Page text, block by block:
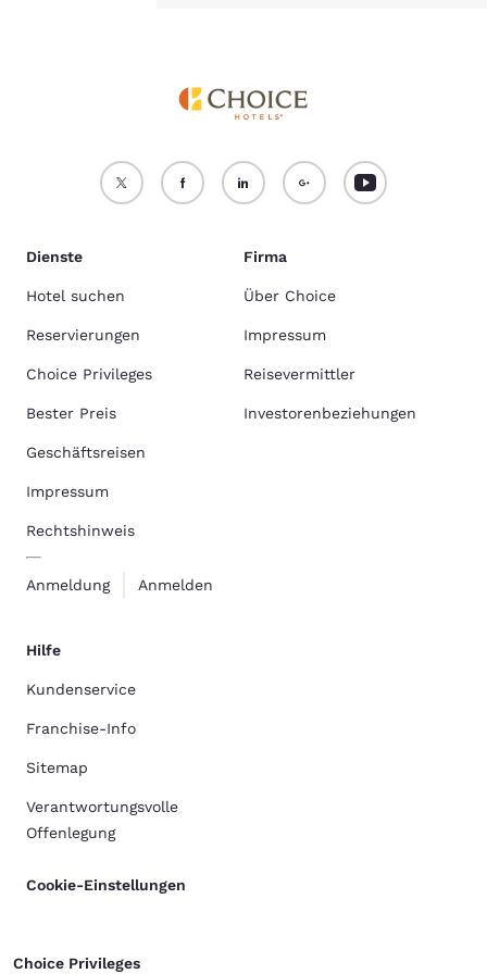
Dienste
Hotel suchen
Reservierungen
Choice Privileges
Bester Preis
Geschäftsreisen
Impressum
Rechtshinweis
Anmeldung Anmelden
Firma
Über Choice
Impressum
Reisevermittler
Investorenbeziehungen
Hilfe
Kundenservice
Franchise-Info
Sitemap
Verantwortungsvolle
Offenlegung
Cookie-Einstellungen
Choice Privileges